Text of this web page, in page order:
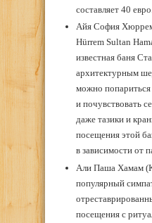
составляет 40 евро.
Айя София
Hürrem Sultan
известная баня
архитектурным
можно попариться
и почувствовать
даже тазики и
посещения этой
в зависимости от
Али Паша Хамам
популярный
посещения с